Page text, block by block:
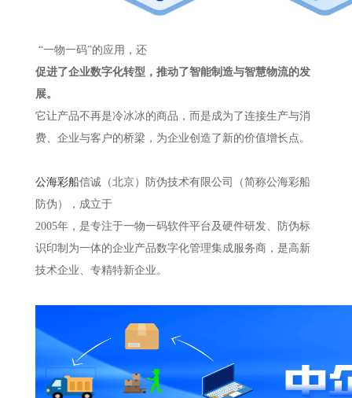
“一物一码”的应用，还
促进了企业数字化转型，推动了智能制造与智慧物流的发
展。
它让产品不再是冷冰冰的商品，而是成为了连接生产与消
费、企业与客户的桥梁，为企业创造了新的价值增长点。
公海彩船信诚（北京）防伪技术有限公司（简称公海彩船
防伪），成立于
2005年，是专注于一物一码软件平台及硬件研发、防伪标
识印制为一体的企业产品数字化管理集成服务商，是高新
技术企业、专精特新企业。